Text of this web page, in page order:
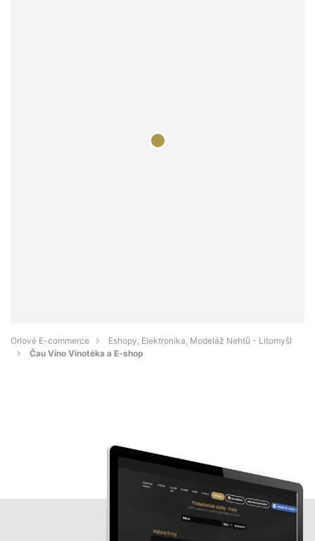
Orlové E-commerce
Eshopy, Elektronika, Modeláž Nehtů - Litomyšl
Čau Víno Vinotéka a E-shop